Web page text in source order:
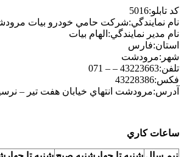
كد تابلو:5016
نام نمايندگي:شركت حامي خودرو بيات
نام مدير نمايندگي: الهام بيات
استان:فارس
شهر:مرودشت
تلفن:43223663 – – 071
فكس:43228386
آدرس:مرودشت انتهاي خيابان هفت تير –
ساعات كاري